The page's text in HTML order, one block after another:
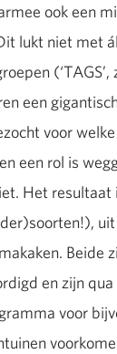
ook een
lukt niet met
een
voor
een rol is
Het resultaat
uit
en zijn
voor